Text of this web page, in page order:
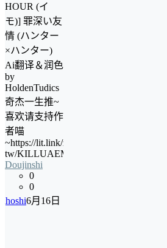
HOUR (イ
モ)] 罪深い友
情 (ハンター
×ハンター)
Ai翻译＆润色
by
HoldenTudics
奇杰一生推~
喜欢请支持作
者喵
~https://lit.link/zh-
tw/KILLUAEMO
Doujinshi
0
0
hoshi6月16日